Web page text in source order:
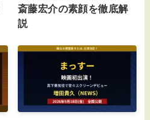
斎藤宏介の素顔を徹底解
説